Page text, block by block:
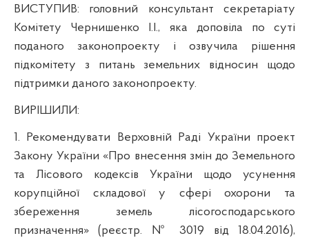
ВИСТУПИВ:
головний консультант секретаріату
Комітету Чернишенко І.І., яка доповіла по суті
поданого законопроекту і озвучила рішення
підкомітету з питань земельних відносин щодо
підтримки даного законопроекту.
ВИРІШИЛИ:
1.
Рекомендувати Верховній Раді України проект
Закону України «Про внесення змін до Земельного
та Лісового кодексів України щодо усунення
корупційної складової у сфері охорони та
збереження земель лісогосподарського
призначення» (реєстр. № 3019 від 18.04.2016),